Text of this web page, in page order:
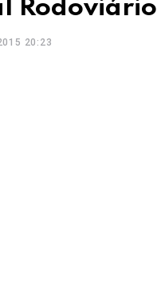
Rodoviário
20:23